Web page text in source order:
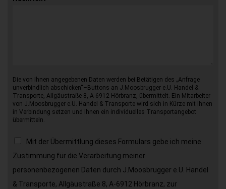
Die von Ihnen angegebenen Daten werden bei Betätigen des „Anfrage
unverbindlich abschicken“–Buttons an J.Moosbrugger e.U. Handel &
Transporte, Allgäustraße 8, A-6912 Hörbranz, übermittelt. Ein Mitarbeiter
von J.Moosbrugger e.U. Handel & Transporte wird sich in Kürze mit Ihnen
in Verbindung setzen und Ihnen ein individuelles Transportangebot
übermitteln.
Mit der Übermittlung dieses Formulars gebe ich meine
Zustimmung für die Verarbeitung meiner
personenbezogenen Daten durch J.Moosbrugger e.U. Handel
& Transporte, Allgäustraße 8, A-6912 Hörbranz, zur